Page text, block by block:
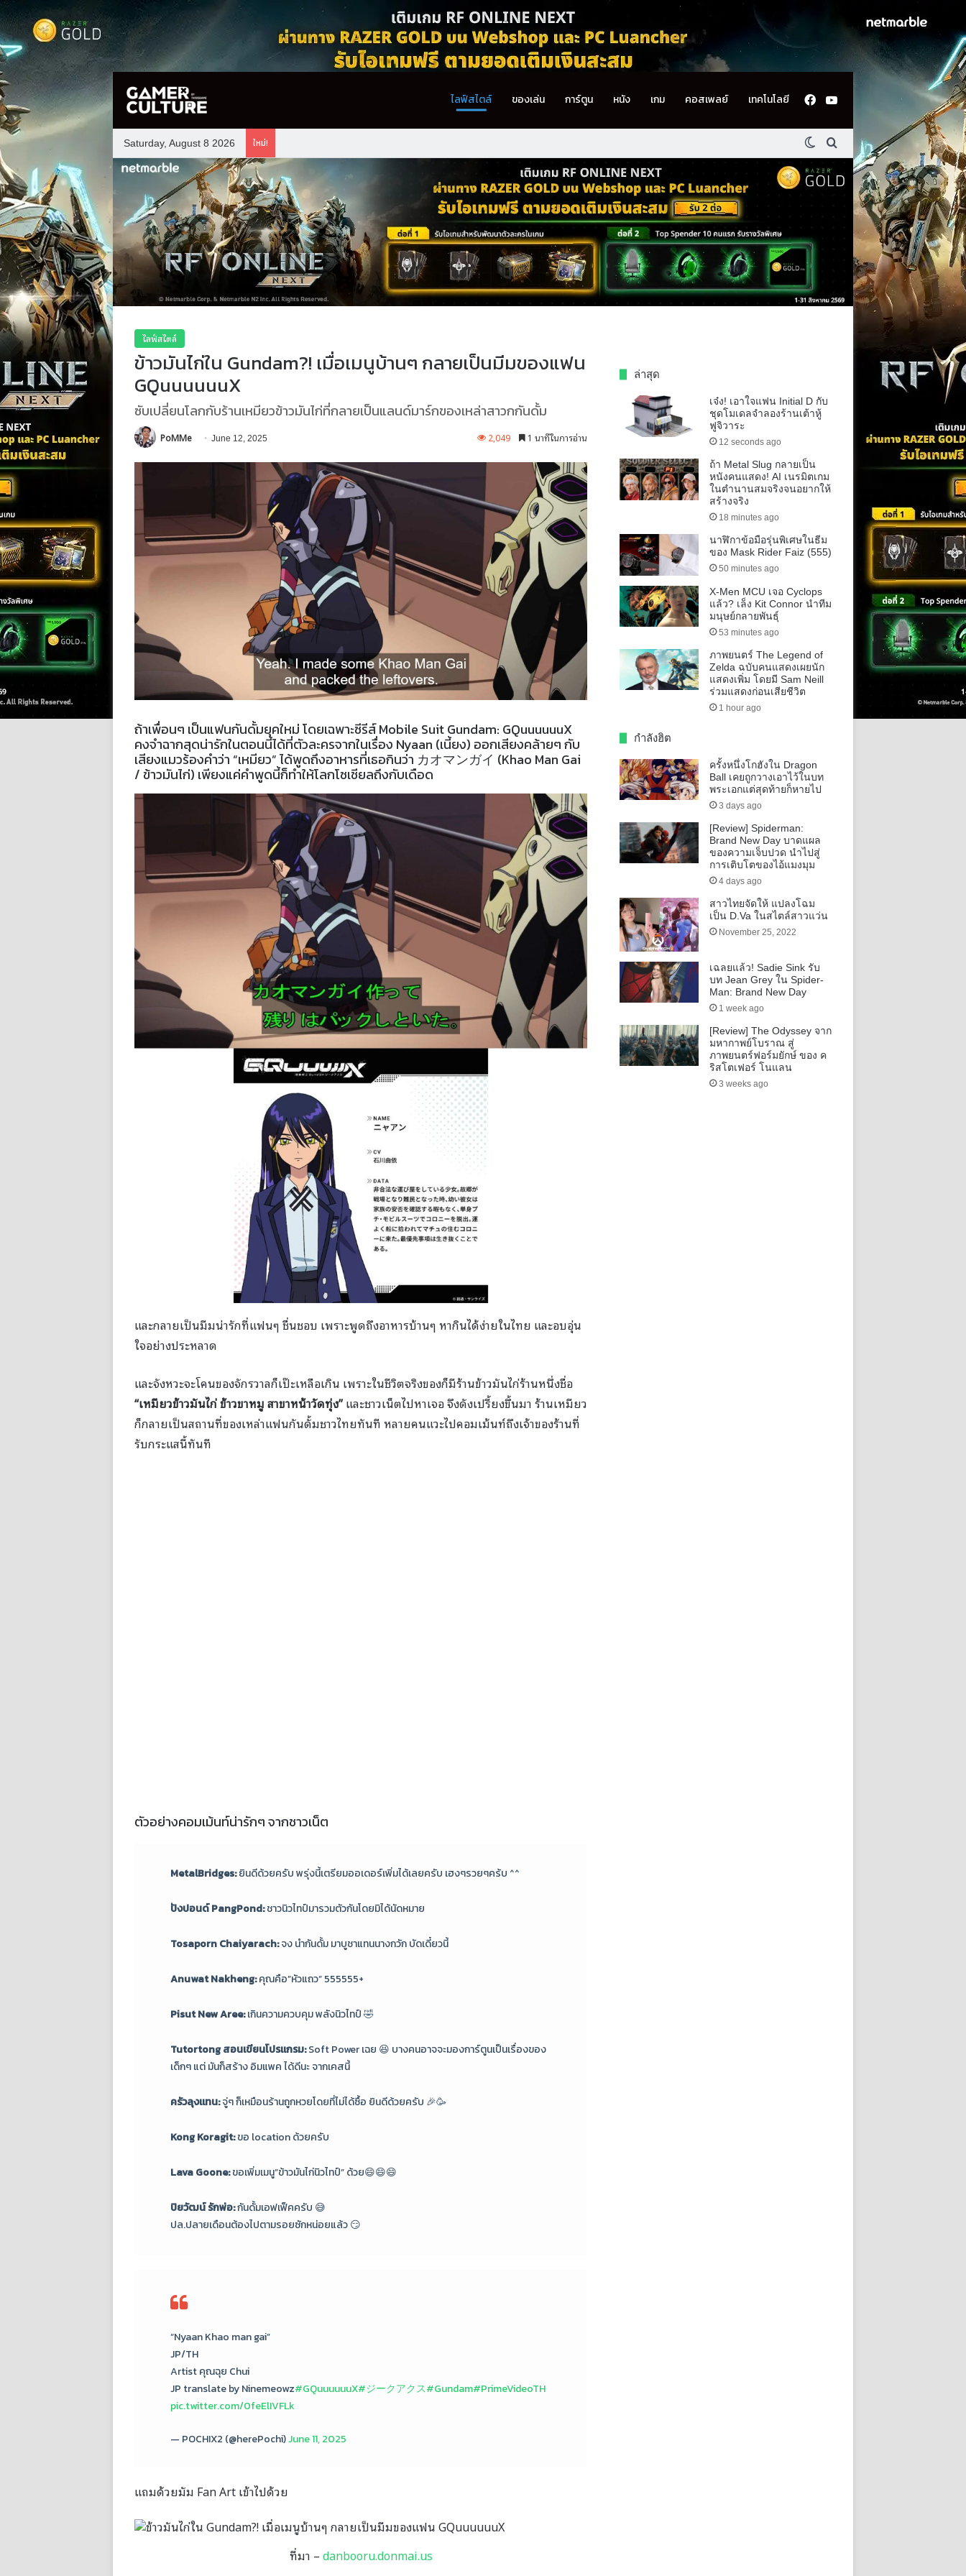
ไลฟ์สไตล์ ของเล่น การ์ตูน หนัง เกม คอสเพลย์ เทคโนโลยี Facebook
YouTube
Saturday, August 8 2026 ใหม่! Switch skin
ค้นหา
ไลฟ์สไตล์
ข้าวมันไก่ใน Gundam?! เมื่อเมนูบ้านๆ กลายเป็นมีมของแฟน
GQuuuuuuX
ซับเปลี่ยนโลกกับร้านเหมียวข้าวมันไก่ที่กลายเป็นแลนด์มาร์กของเหล่าสาวกกันดั้ม
PoMMe June 12, 2025 2,049 1 นาทีในการอ่าน
ถ้าเพื่อนๆ เป็นแฟนกันดั้มยุคใหม่ โดยเฉพาะซีรีส์ Mobile Suit Gundam: GQuuuuuuX
คงจำฉากสุดน่ารักในตอนนี้ได้ที่ตัวละครจากในเรื่อง Nyaan (เนี้ยง) ออกเสียงคล้ายๆ กับ
เสียงแมวร้องคำว่า “เหมียว” ได้พูดถึงอาหารที่เธอกินว่า カオマンガイ (Khao Man Gai
/ ข้าวมันไก่) เพียงแค่คำพูดนี้ก็ทำให้โลกโซเชียลถึงกับเดือด
และกลายเป็นมีมน่ารักที่แฟนๆ ชื่นชอบ เพราะพูดถึงอาหารบ้านๆ หากินได้ง่ายในไทย และอบอุ่น
ใจอย่างประหลาด
และจังหวะจะโคนของจักรวาลก็เป๊ะเหลือเกิน เพราะในชีวิตจริงของก็มีร้านข้าวมันไก่ร้านหนึ่งชื่อ
“เหมียวข้าวมันไก่ ข้าวขาหมู สาขาหน้าวัดทุ่ง”และชาวเน็ตไปหาเจอ จึงดังเปรี้ยงขึ้นมา ร้านเหมียว
ก็กลายเป็นสถานที่ของเหล่าแฟนกันดั้มชาวไทยทันที หลายคนแวะไปคอมเม้นท์ถึงเจ้าของร้านที่
รับกระแสนี้ทันที
ตัวอย่างคอมเม้นท์น่ารักๆ จากชาวเน็ต
MetalBridges:ยินดีด้วยครับ พรุ่งนี้เตรียมออเดอร์เพิ่มได้เลยครับ เฮงๆรวยๆคร้บ ^^
ปังปอนด์ PangPond:ชาวนิวไทป์มารวมตัวกันโดยมิได้นัดหมาย
Tosaporn Chaiyarach:จง นำกันดั้ม มาบูชาแทนนางกวัก บัดเดี๋ยวนี้
Anuwat Nakheng:คุณคือ”หัวแถว” 555555+
Pisut New Aree:เกินความควบคุม พลังนิวไทป์ 🤣
Tutortong สอนเขียนโปรแกรม:Soft Power เฉย 😆 บางคนอาจจะมองการ์ตูนเป็นเรื่องของ
เด็กๆ แต่ มันก็สร้าง อิมแพค ได้ดีนะ จากเคสนี้
ครัวลุงแทน:จู่ๆ ก็เหมือนร้านถูกหวยโดยที่ไม่ได้ซื้อ ยินดีด้วยครับ 🎉🥳
Kong Koragit:ขอ location ด้วยครับ
Lava Goone:ขอเพิ่มเมนู”ข้าวมันไก่นิวไทป์” ด้วย😄😄😄
ปิยวัฒน์ รักพ่อ:กันดั้มเอฟเฟ็คครับ 😅
ปล.ปลายเดือนต้องไปตามรอยซักหน่อยแล้ว 😏
“Nyaan Khao man gai”
JP/TH
Artist คุณฉุย Chui
JP translate by Ninemeowz#GQuuuuuuX#ジークアクス#Gundam#PrimeVideoTH
pic.twitter.com/0feElIVFLk
— POCHIX2 (@herePochi)June 11, 2025
แถมด้วยมัม Fan Art เข้าไปด้วย
ที่มา –danbooru.donmai.us
ล่าสุด
เจ๋ง! เอาใจแฟน Initial D กับ
ชุดโมเดลจำลองร้านเต้าหู้
ฟูจิวาระ
12 seconds ago
ถ้า Metal Slug กลายเป็น
หนังคนแสดง! AI เนรมิตเกม
ในตำนานสมจริงจนอยากให้
สร้างจริง
18 minutes ago
นาฬิกาข้อมือรุ่นพิเศษในธีม
ของ Mask Rider Faiz (555)
50 minutes ago
X-Men MCU เจอ Cyclops
แล้ว? เล็ง Kit Connor นำทีม
มนุษย์กลายพันธุ์
53 minutes ago
ภาพยนตร์ The Legend of
Zelda ฉบับคนแสดงเผยนัก
แสดงเพิ่ม โดยมี Sam Neill
ร่วมแสดงก่อนเสียชีวิต
1 hour ago
กำลังฮิต
ครั้งหนึ่งโกฮังใน Dragon
Ball เคยถูกวางเอาไว้ในบท
พระเอกแต่สุดท้ายก็หายไป
3 days ago
[Review] Spiderman:
Brand New Day บาดแผล
ของความเจ็บปวด นำไปสู่
การเติบโตของไอ้แมงมุม
4 days ago
สาวไทยจัดให้ แปลงโฉม
เป็น D.Va ในสไตล์สาวแว่น
November 25, 2022
เฉลยแล้ว! Sadie Sink รับ
บท Jean Grey ใน Spider-
Man: Brand New Day
1 week ago
[Review] The Odyssey จาก
มหากาพย์โบราณ สู่
ภาพยนตร์ฟอร์มยักษ์ ของ ค
ริสโตเฟอร์ โนแลน
3 weeks ago